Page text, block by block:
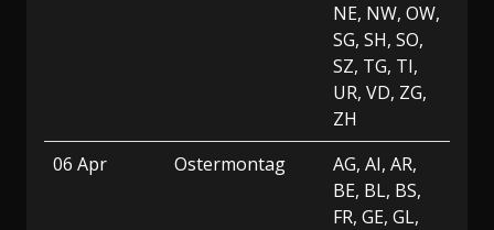
NE, NW, OW,
SG, SH, SO,
SZ, TG, TI,
UR, VD, ZG,
ZH
06 Apr
Ostermontag
AG, AI, AR,
BE, BL, BS,
FR, GE, GL,